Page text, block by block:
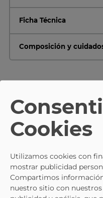
Ficha Técnica
Composición y
TE PUEDE
NIKE
Para Niño
35,95 € 39,95 €
Cookies
Utilizamos cookies con
mostrar publicidad
Compartimos
nuestro sitio con nuestros